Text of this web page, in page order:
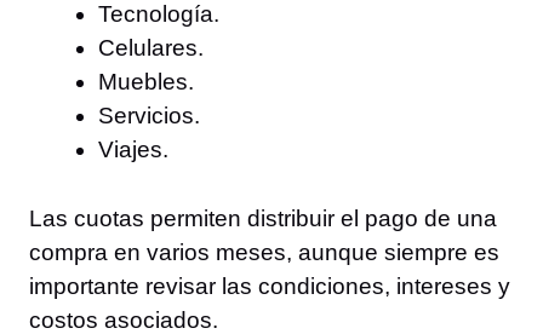
Tecnología.
Celulares.
Muebles.
Servicios.
Viajes.
Las cuotas permiten distribuir el pago de una
compra en varios meses, aunque siempre es
importante revisar las condiciones, intereses y
costos asociados.